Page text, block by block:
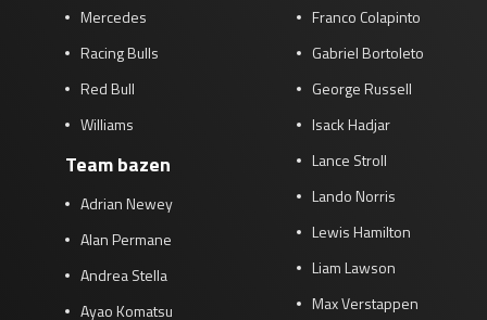
Mercedes
Racing Bulls
Red Bull
Williams
Team bazen
Adrian Newey
Alan Permane
Andrea Stella
Ayao Komatsu
Franco Colapinto
Gabriel Bortoleto
George Russell
Isack Hadjar
Lance Stroll
Lando Norris
Lewis Hamilton
Liam Lawson
Max Verstappen